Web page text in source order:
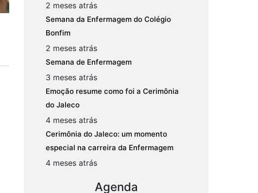
2 meses atrás
Semana da Enfermagem do Colégio
Bonfim
2 meses atrás
Semana de Enfermagem
3 meses atrás
Emoção resume como foi a Cerimônia
do Jaleco
4 meses atrás
Cerimônia do Jaleco: um momento
especial na carreira da Enfermagem
4 meses atrás
Agenda